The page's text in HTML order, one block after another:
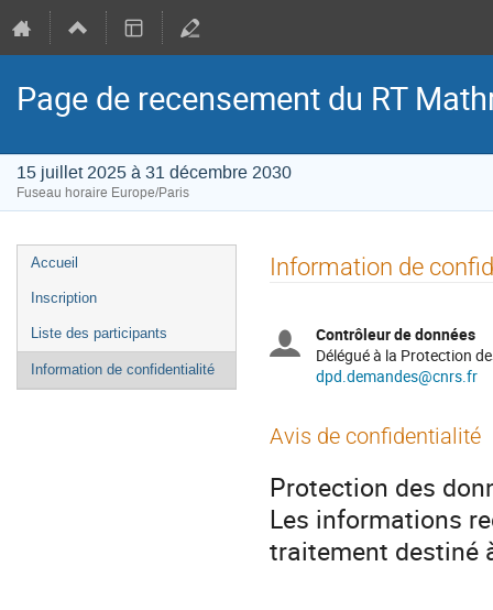
Page de recensement du RT
15 juillet 2025 à 31 décembre 2030
Fuseau horaire Europe/Paris
Menu
de
Accueil
Inscription
Liste des participants
Information de confidentialité
Information de
Contrôleur de données
Délégué à la Protection
dpd.demandes@cnrs.fr
Avis de confidentialité
Protection des
Les informations
traitement destiné